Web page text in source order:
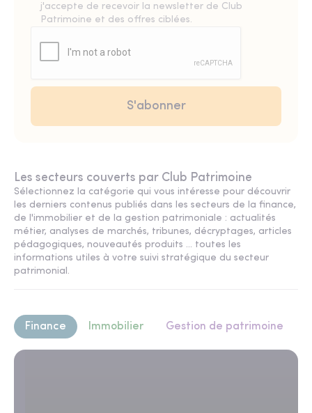
j'accepte de recevoir la newsletter de Club
Patrimoine et des offres ciblées.
Les secteurs couverts par Club Patrimoine
Sélectionnez la catégorie qui vous intéresse pour découvrir
les derniers contenus publiés dans les secteurs de la finance,
de l'immobilier et de la gestion patrimoniale : actualités
métier, analyses de marchés, tribunes, décryptages, articles
pédagogiques, nouveautés produits ... toutes les
informations utiles à votre suivi stratégique du secteur
patrimonial.
Finance Immobilier Gestion de patrimoine